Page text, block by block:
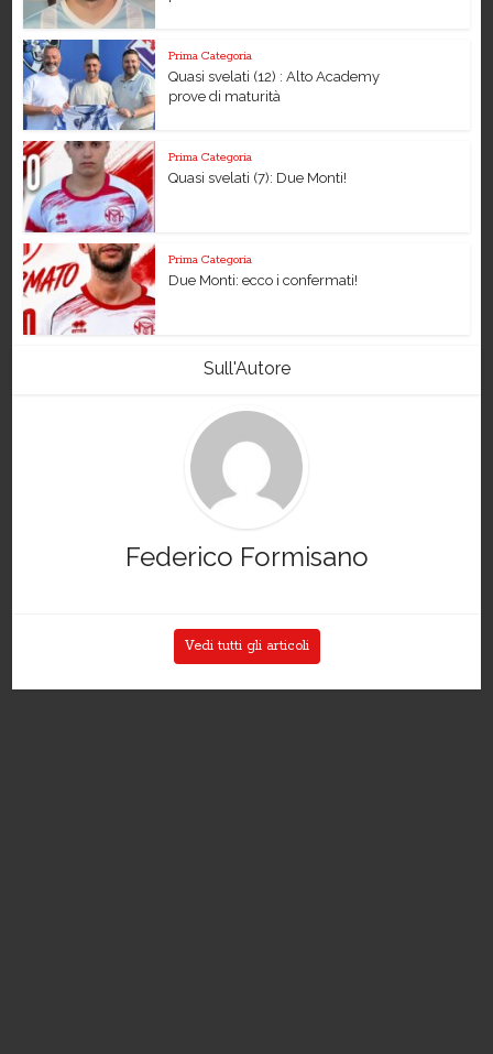
Prima Categoria
Quasi svelati (12) : Alto Academy
prove di maturità
Prima Categoria
Quasi svelati (7): Due Monti!
Prima Categoria
Due Monti: ecco i confermati!
Sull'Autore
Federico Formisano
Vedi tutti gli articoli